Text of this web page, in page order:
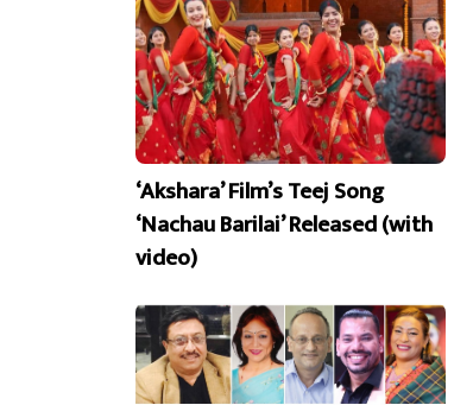
‘Akshara’ Film’s Teej Song
‘Nachau Barilai’ Released (with
video)